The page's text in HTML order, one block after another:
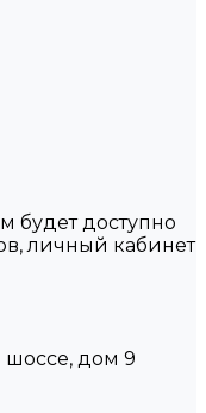
будет доступно
личный кабинет
шоссе, дом 9